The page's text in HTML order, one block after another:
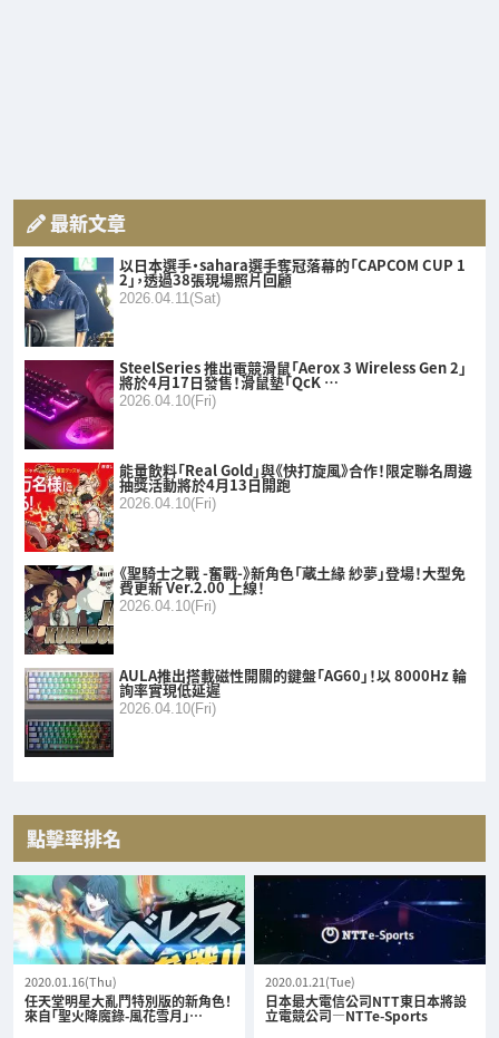
最新文章
以日本選手・sahara選手奪冠落幕的「CAPCOM CUP 1
2」，透過38張現場照片回顧
2026.04.11(Sat)
SteelSeries 推出電競滑鼠「Aerox 3 Wireless Gen 2」
將於4月17日發售！滑鼠墊「QcK …
2026.04.10(Fri)
能量飲料「Real Gold」與《快打旋風》合作！限定聯名周邊
抽獎活動將於4月13日開跑
2026.04.10(Fri)
《聖騎士之戰 -奮戰-》新角色「蔵土緣 紗夢」登場！大型免
費更新 Ver.2.00 上線！
2026.04.10(Fri)
AULA推出搭載磁性開關的鍵盤「AG60」！以 8000Hz 輪
詢率實現低延遲
2026.04.10(Fri)
點擊率排名
2020.01.16(Thu)
任天堂明星大亂鬥特別版的新角色！
來自「聖火降魔錄-風花雪月」…
2020.01.21(Tue)
日本最大電信公司NTT東日本將設
立電競公司—NTTe-Sports